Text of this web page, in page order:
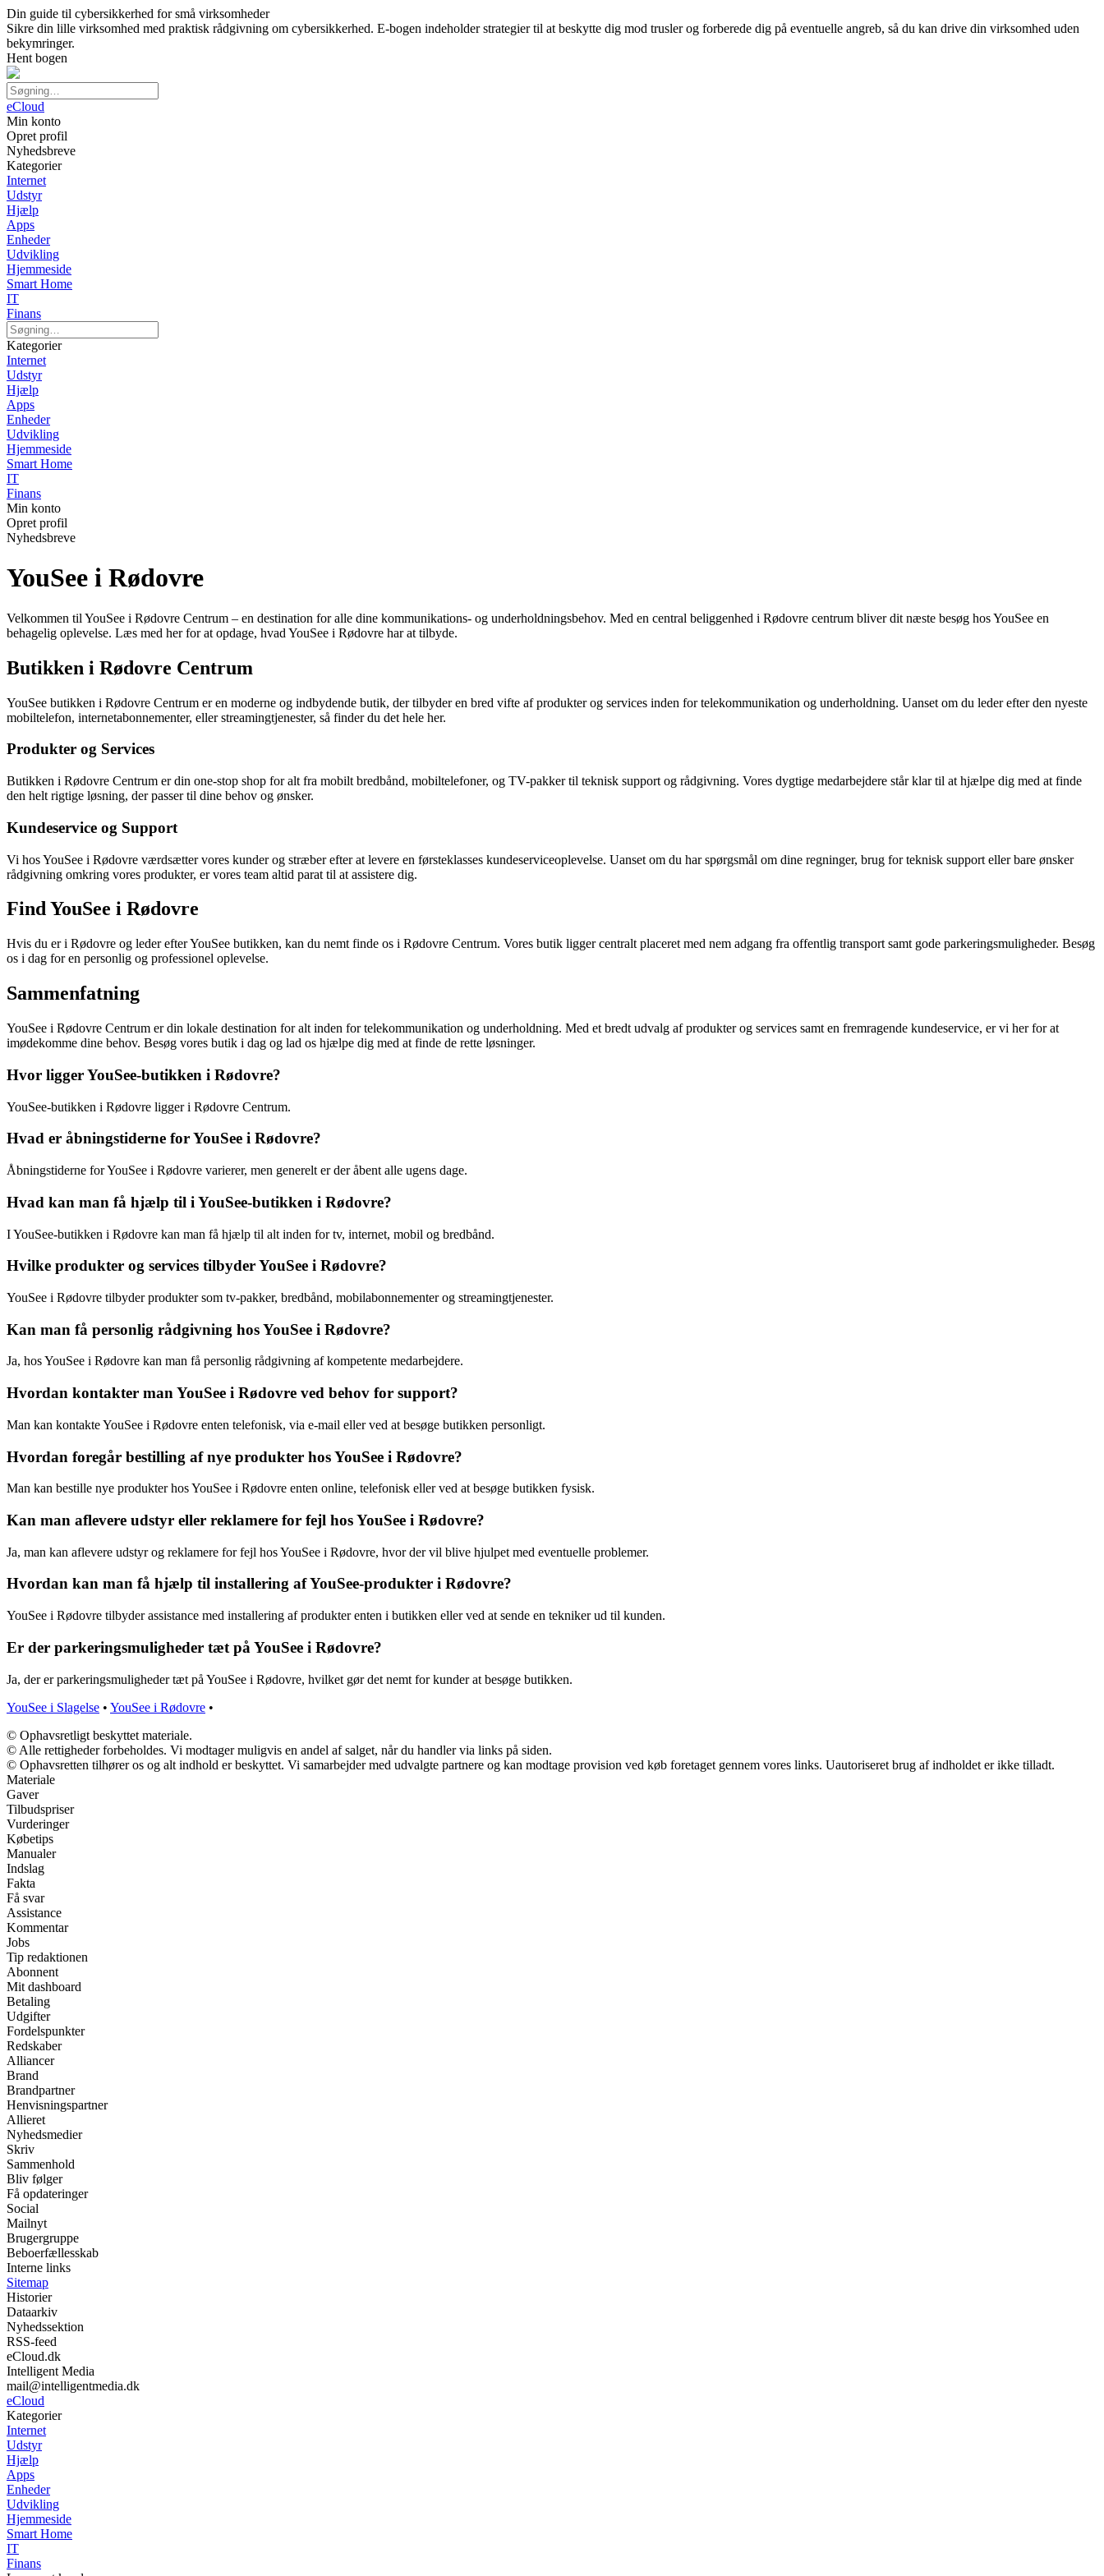
Din guide til cybersikkerhed for små virksomheder
Sikre din lille virksomhed med praktisk rådgivning om cybersikkerhed. E-bogen indeholder strategier til at beskytte dig mod trusler og forberede dig på eventuelle angreb, så du kan drive din virksomhed uden
bekymringer.
Hent bogen
eCloud
Min konto
Opret profil
Nyhedsbreve
Kategorier
Internet
Udstyr
Hjælp
Apps
Enheder
Udvikling
Hjemmeside
Smart Home
IT
Finans
Kategorier
Internet
Udstyr
Hjælp
Apps
Enheder
Udvikling
Hjemmeside
Smart Home
IT
Finans
Min konto
Opret profil
Nyhedsbreve
YouSee i Rødovre
Velkommen til YouSee i Rødovre Centrum – en destination for alle dine kommunikations- og underholdningsbehov. Med en central beliggenhed i Rødovre centrum bliver dit næste besøg hos YouSee en
behagelig oplevelse. Læs med her for at opdage, hvad YouSee i Rødovre har at tilbyde.
Butikken i Rødovre Centrum
YouSee butikken i Rødovre Centrum er en moderne og indbydende butik, der tilbyder en bred vifte af produkter og services inden for telekommunikation og underholdning. Uanset om du leder efter den nyeste
mobiltelefon, internetabonnementer, eller streamingtjenester, så finder du det hele her.
Produkter og Services
Butikken i Rødovre Centrum er din one-stop shop for alt fra mobilt bredbånd, mobiltelefoner, og TV-pakker til teknisk support og rådgivning. Vores dygtige medarbejdere står klar til at hjælpe dig med at finde
den helt rigtige løsning, der passer til dine behov og ønsker.
Kundeservice og Support
Vi hos YouSee i Rødovre værdsætter vores kunder og stræber efter at levere en førsteklasses kundeserviceoplevelse. Uanset om du har spørgsmål om dine regninger, brug for teknisk support eller bare ønsker
rådgivning omkring vores produkter, er vores team altid parat til at assistere dig.
Find YouSee i Rødovre
Hvis du er i Rødovre og leder efter YouSee butikken, kan du nemt finde os i Rødovre Centrum. Vores butik ligger centralt placeret med nem adgang fra offentlig transport samt gode parkeringsmuligheder. Besøg
os i dag for en personlig og professionel oplevelse.
Sammenfatning
YouSee i Rødovre Centrum er din lokale destination for alt inden for telekommunikation og underholdning. Med et bredt udvalg af produkter og services samt en fremragende kundeservice, er vi her for at
imødekomme dine behov. Besøg vores butik i dag og lad os hjælpe dig med at finde de rette løsninger.
Hvor ligger YouSee-butikken i Rødovre?
YouSee-butikken i Rødovre ligger i Rødovre Centrum.
Hvad er åbningstiderne for YouSee i Rødovre?
Åbningstiderne for YouSee i Rødovre varierer, men generelt er der åbent alle ugens dage.
Hvad kan man få hjælp til i YouSee-butikken i Rødovre?
I YouSee-butikken i Rødovre kan man få hjælp til alt inden for tv, internet, mobil og bredbånd.
Hvilke produkter og services tilbyder YouSee i Rødovre?
YouSee i Rødovre tilbyder produkter som tv-pakker, bredbånd, mobilabonnementer og streamingtjenester.
Kan man få personlig rådgivning hos YouSee i Rødovre?
Ja, hos YouSee i Rødovre kan man få personlig rådgivning af kompetente medarbejdere.
Hvordan kontakter man YouSee i Rødovre ved behov for support?
Man kan kontakte YouSee i Rødovre enten telefonisk, via e-mail eller ved at besøge butikken personligt.
Hvordan foregår bestilling af nye produkter hos YouSee i Rødovre?
Man kan bestille nye produkter hos YouSee i Rødovre enten online, telefonisk eller ved at besøge butikken fysisk.
Kan man aflevere udstyr eller reklamere for fejl hos YouSee i Rødovre?
Ja, man kan aflevere udstyr og reklamere for fejl hos YouSee i Rødovre, hvor der vil blive hjulpet med eventuelle problemer.
Hvordan kan man få hjælp til installering af YouSee-produkter i Rødovre?
YouSee i Rødovre tilbyder assistance med installering af produkter enten i butikken eller ved at sende en tekniker ud til kunden.
Er der parkeringsmuligheder tæt på YouSee i Rødovre?
Ja, der er parkeringsmuligheder tæt på YouSee i Rødovre, hvilket gør det nemt for kunder at besøge butikken.
YouSee i Slagelse • YouSee i Rødovre •
© Ophavsretligt beskyttet materiale.
© Alle rettigheder forbeholdes. Vi modtager muligvis en andel af salget, når du handler via links på siden.
© Ophavsretten tilhører os og alt indhold er beskyttet. Vi samarbejder med udvalgte partnere og kan modtage provision ved køb foretaget gennem vores links. Uautoriseret brug af indholdet er ikke tilladt.
Materiale
Gaver
Tilbudspriser
Vurderinger
Købetips
Manualer
Indslag
Fakta
Få svar
Assistance
Kommentar
Jobs
Tip redaktionen
Abonnent
Mit dashboard
Betaling
Udgifter
Fordelspunkter
Redskaber
Alliancer
Brand
Brandpartner
Henvisningspartner
Allieret
Nyhedsmedier
Skriv
Sammenhold
Bliv følger
Få opdateringer
Social
Mailnyt
Brugergruppe
Beboerfællesskab
Interne links
Sitemap
Historier
Dataarkiv
Nyhedssektion
RSS-feed
eCloud.dk
Intelligent Media
mail@intelligentmedia.dk
eCloud
Kategorier
Internet
Udstyr
Hjælp
Apps
Enheder
Udvikling
Hjemmeside
Smart Home
IT
Finans